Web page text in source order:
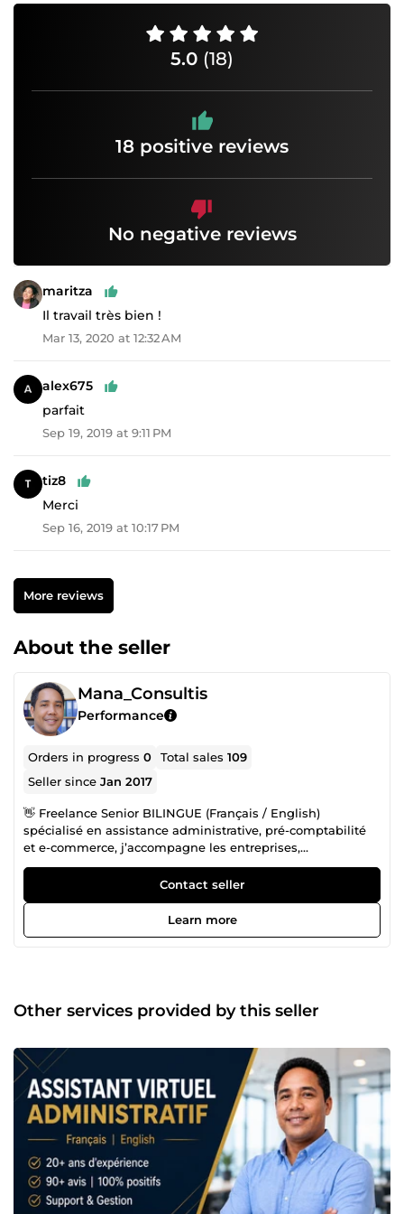
5.0 (18)
18 positive reviews
No negative reviews
maritza
Il travail très bien !
Mar 13, 2020 at 12:32 AM
alex675
parfait
Sep 19, 2019 at 9:11 PM
tiz8
Merci
Sep 16, 2019 at 10:17 PM
More reviews
About the seller
Mana_Consultis
Performance
Orders in progress0 Total sales109
Seller sinceJan 2017
👋 Freelance Senior BILINGUE (Français / English)
spécialisé en assistance administrative, pré-comptabilité
et e-commerce, j’accompagne les entreprises,
entrepreneurs et e-commerçants dans le pilotage
quotidien de leurs opérations internationales. 🚀 Avec plus
de 20 ans d’expérience administrative et financière, ainsi
que 9 ans de présence en tant que prestataire de
confiance sur cette plateforme (90+ avis 100% positifs),
Canada, USA, UK), je propose un accompagnement
professionnel, sans aucune barrière linguistique, et orienté
comptabilité bilingue 📝 Saisie administrative, traitement
et tri de vos pièces justificatives et factures (en français et
en anglais) 🔍 Pointage de gestion, suivi de trésorerie et
rapprochements administratifs de vos relevés bancaires 📂
Organisation, structuration et préparation de vos
documents pour votre cabinet comptable 📞 Suivi des
comptes clients/fournisseurs et relances administratives
internationales des factures impayées 🎯 Objectif : Une
gestion claire, des outils à jour et une sérénité totale pour
votre structure, peu importe la langue de vos documents.
Contact seller
Learn more
Other services provided by this seller